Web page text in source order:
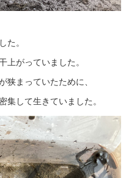
た。
上がっていました。
狭まっていたために、
集して生きていました。